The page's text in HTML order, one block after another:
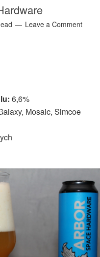
Leave a Comment
6,6%
Mosaic, Simcoe